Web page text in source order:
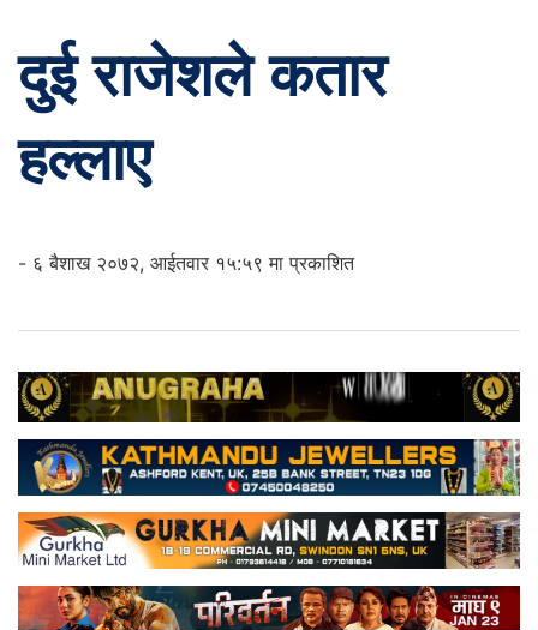
दुई राजेशले कतार
हल्लाए
- ६ बैशाख २०७२, आईतवार १५:५९ मा प्रकाशित